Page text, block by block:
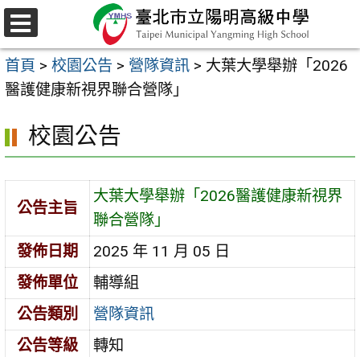
跳
至
主
要
容
區
選
單
首頁 > 校園公告 > 營隊資訊 > 大葉大學舉辦「2026
醫護健康新視界聯合營隊」
校園公告
公告主旨
大葉大學舉辦「2026醫護健康新視界
聯合營隊」
發佈日期
2025 年 11 月 05 日
發佈單位
輔導組
公告類別
營隊資訊
公告等級
轉知